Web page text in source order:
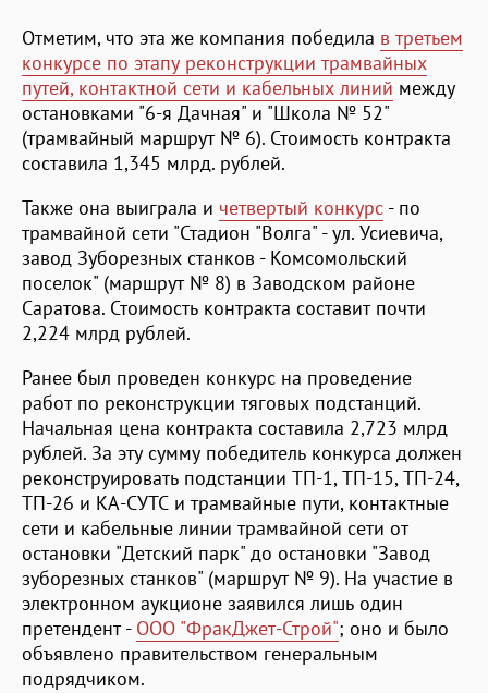
Отметим, что эта же компания победила в третьем
конкурсе по этапу реконструкции трамвайных
путей, контактной сети и кабельных линий между
остановками "6-я Дачная" и "Школа № 52"
(трамвайный маршрут № 6). Стоимость контракта
составила 1,345 млрд. рублей.
Также она выиграла и четвертый конкурс - по
трамвайной сети "Стадион "Волга" - ул. Усиевича,
завод Зуборезных станков - Комсомольский
поселок" (маршрут № 8) в Заводском районе
Саратова. Стоимость контракта составит почти
2,224 млрд рублей.
Ранее был проведен конкурс на проведение
работ по реконструкции тяговых подстанций.
Начальная цена контракта составила 2,723 млрд
рублей. За эту сумму победитель конкурса должен
реконструировать подстанции ТП-1, ТП-15, ТП-24,
ТП-26 и КА-СУТС и трамвайные пути, контактные
сети и кабельные линии трамвайной сети от
остановки "Детский парк" до остановки "Завод
зуборезных станков" (маршрут № 9). На участие в
электронном аукционе заявился лишь один
претендент - ООО "ФракДжет-Строй"; оно и было
объявлено правительством генеральным
подрядчиком.